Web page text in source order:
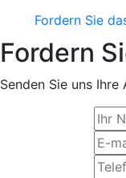
Fordern Sie
Fordern
Senden Sie uns